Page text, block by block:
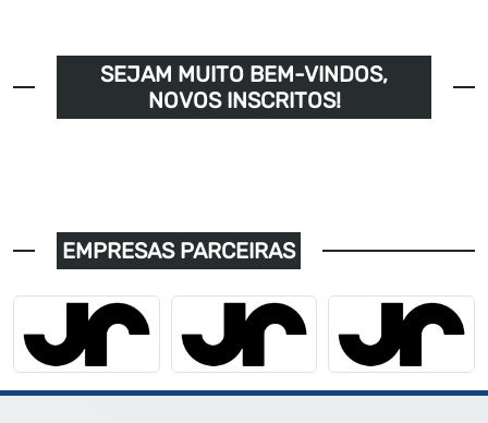
SEJAM MUITO BEM-VINDOS,
NOVOS INSCRITOS!
EMPRESAS PARCEIRAS